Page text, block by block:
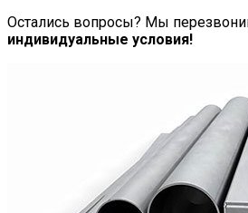
Остались вопросы? Мы
индивидуальные условия!